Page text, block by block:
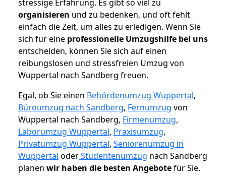
stressige Erfahrung. Es gibt so viel zu
organisieren und zu bedenken, und oft fehlt
einfach die Zeit, um alles zu erledigen. Wenn Sie
sich für eine professionelle Umzugshilfe bei uns
entscheiden, können Sie sich auf einen
reibungslosen und stressfreien Umzug von
Wuppertal nach Sandberg freuen.
Egal, ob Sie einen Behördenumzug Wuppertal,
Büroumzug nach Sandberg, Fernumzug von
Wuppertal nach Sandberg, Firmenumzug,
Laborumzug Wuppertal, Praxisumzug,
Privatumzug Wuppertal, Seniorenumzug in
Wuppertal oderStudentenumzug nach Sandberg
planen wir haben die besten Angebotefür Sie.